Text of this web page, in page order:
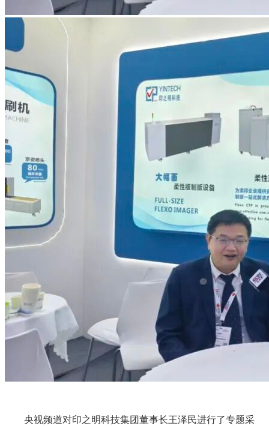
央视频道对印之明科技集团董事长王泽民进行了专题采